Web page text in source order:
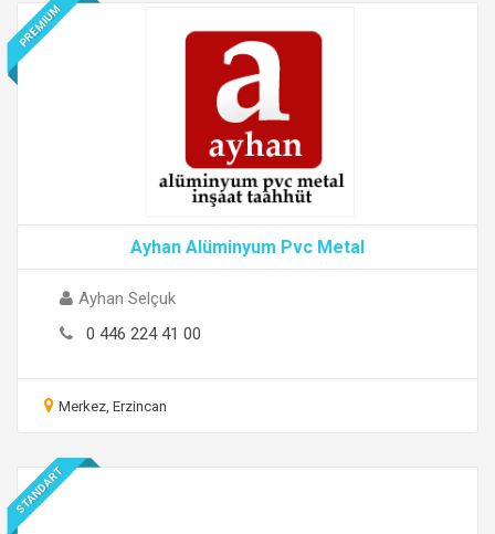
PREMIUM
Ayhan Alüminyum Pvc Metal
Ayhan Selçuk
0 446 224 41 00
Merkez, Erzincan
STANDART